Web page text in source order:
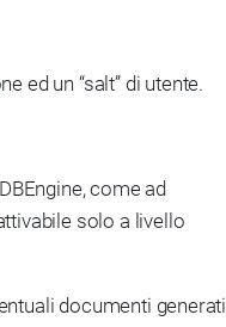
ed un “salt” di utente.
come ad
solo a livello
documenti generati